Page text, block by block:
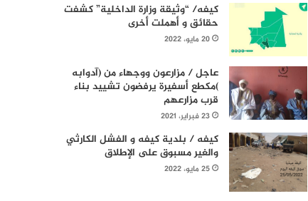
كيفه/ “وثيقة وزارة الداخلية” كشفت
حقائق و أهملت أخرى
20 مايو، 2022
عاجل / مزارعون ووجهاء من (آدوابه
)مكطع أسفيرة يرفضون تشييد بناء
قرب مزارعهم
23 فبراير، 2021
كيفه / بلدية كيفه و الفشل الكارثي
والغير مسبوق على الإطلاق
25 مايو، 2022